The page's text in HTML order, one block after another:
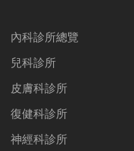
內科診所總覽
兒科診所
皮膚科診所
復健科診所
神經科診所